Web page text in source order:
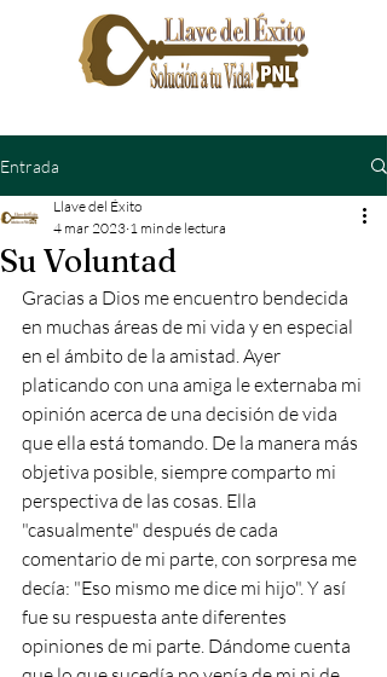
Entrada
Su Voluntad
Llave del Éxito
4 mar 2023 1 min de lectura
Gracias a Dios me encuentro bendecida
en muchas áreas de mi vida y en especial
en el ámbito de la amistad. Ayer
platicando con una amiga le externaba mi
opinión acerca de una decisión de vida
que ella está tomando. De la manera más
objetiva posible, siempre comparto mi
perspectiva de las cosas. Ella
"casualmente" después de cada
comentario de mi parte, con sorpresa me
decía: "Eso mismo me dice mi hijo". Y así
fue su respuesta ante diferentes
opiniones de mi parte. Dándome cuenta